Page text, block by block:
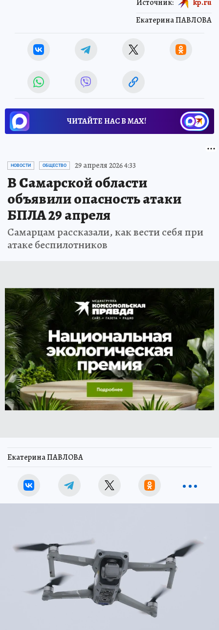
Екатерина ПАВЛОВА
Источник: kp.ru
ЧИТАЙТЕ НАС В МАХ!
НОВОСТИ ОБЩЕСТВО 29 апреля 2026 4:33
В Самарской области
объявили опасность атаки
БПЛА 29 апреля
Самарцам рассказали, как вести себя при
атаке беспилотников
Екатерина ПАВЛОВА